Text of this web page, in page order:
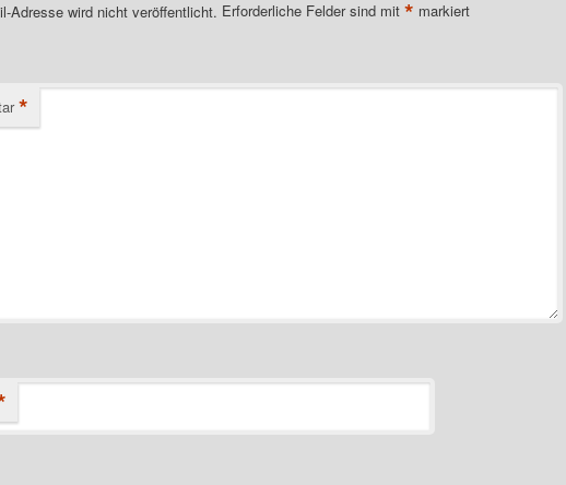
Adresse wird nicht veröffentlicht. Erforderliche Felder sind mit * markiert
*